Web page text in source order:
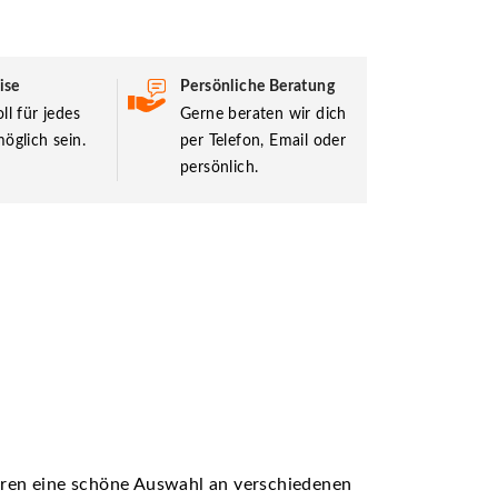
für jedes
sein.
Persönliche Beratung
Gerne beraten wir dich
per Telefon, Email oder
persönlich.
eine schöne Auswahl an verschiedenen